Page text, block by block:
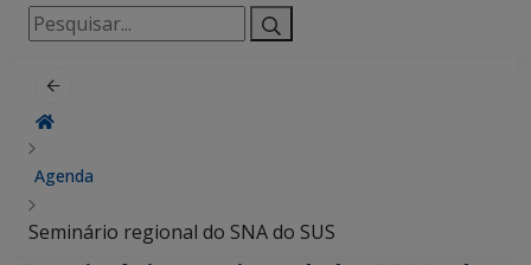
Pesquisar
por:
Agenda
Seminário regional do SNA do SUS